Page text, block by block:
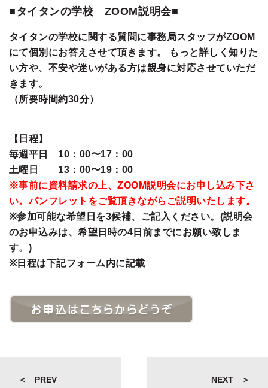
■タイタンの学校 ZOOM説明会■
タイタンの学校に関する質問に事務局スタッフがZOOM
にて個別にお答えさせて頂きます。 もっと詳しく知りた
い方や、不安や迷いがある方は親身に対応させていただ
きます。
（所要時間約30分）
【日程】
毎週平日 10：00〜17：00
土曜日 13：00〜19：00
※事前に資料請求の上、ZOOM説明会にお申し込み下さ
い。パンフレットをご覧頂きながらご説明いたします。
※参加可能な希望日を3候補、ご記入ください。(説明会
のお申込みは、希望日時の4日前までにお願い致しま
す。)
※日程は下記フォーム内に記載
＜ PREV NEXT ＞